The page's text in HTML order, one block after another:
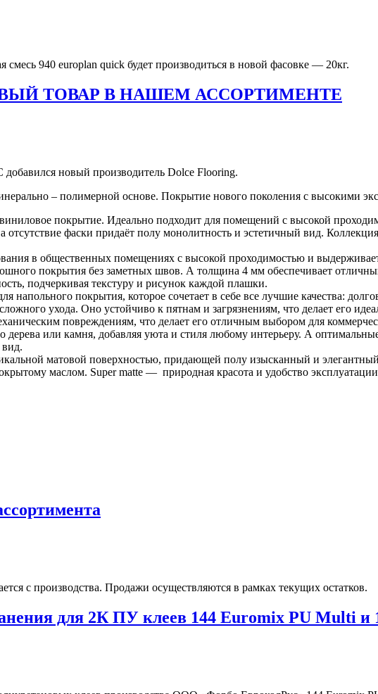
940 europlan quick будет производиться в новой фасовке — 20кг.
ТОВАР В НАШЕМ АССОРТИМЕНТЕ
новый производитель Dolce Flooring.
– полимерной основе. Покрытие нового поколения с высокими
покрытие. Идеально подходит для помещений с высокой
фаски придаёт полу монолитность и эстетичный вид.
в общественных помещениях с высокой проходимостью и
покрытия без заметных швов. А толщина 4 мм обеспечивает
подчеркивая текстуру и рисунок каждой плашки.
напольного покрытия, которое сочетает в себе все лучшие качества:
ухода. Оно устойчиво к пятнам и загрязнениям, что делает его
повреждениям, что делает его отличным выбором для
или камня, добавляя уюта и стиля любому интерьеру. А
матовой поверхностью, придающей полу изысканный и элегантный
маслом. Super matte — природная красота и удобство
с производства. Продажи осуществляются в рамках текущих остатков.
для 2К ПУ клеев 144 Euromix PU Multi и